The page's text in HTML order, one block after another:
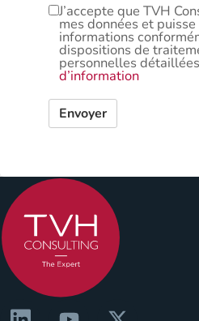
J’accepte que TVH
mes données et puisse
informations
dispositions de
personnelles
d’information
Envoyer